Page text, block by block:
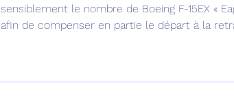
sensiblement le nombre de Boeing F-15EX «
afin de compenser en partie le départ à la